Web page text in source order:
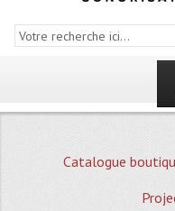
Catalogue